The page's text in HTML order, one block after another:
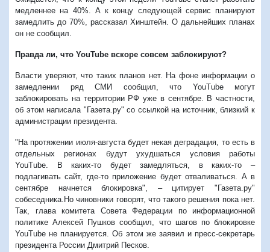
медленнее на 40%. А к концу следующей сервис планируют
замедлить до 70%, рассказал Хинштейн. О дальнейших планах
он не сообщил.
Правда ли, что YouTube вскоре совсем заблокируют?
Власти уверяют, что таких планов нет. На фоне информации о
замедлении ряд СМИ сообщил, что YouTube могут
заблокировать на территории РФ уже в сентябре. В частности,
об этом написала "Газета.ру" со ссылкой на источник, близкий к
администрации президента.
"На протяжении июля-августа будет некая деградация, то есть в
отдельных регионах будут ухудшаться условия работы
YouTube. В каких-то будет замедляться, в каких-то –
подлагивать сайт, где-то приложение будет отваливаться. А в
сентябре начнется блокировка", – цитирует "Газета.ру"
собеседника.Но чиновники говорят, что такого решения пока нет.
Так, глава комитета Совета Федерации по информационной
политике Алексей Пушков сообщил, что шагов по блокировке
YouTube не планируется. Об этом же заявил и пресс-секретарь
президента России Дмитрий Песков.